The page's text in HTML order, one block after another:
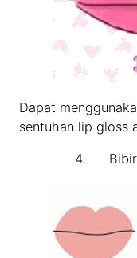
Dapat
sentuhan lip gloss
4. Bibir